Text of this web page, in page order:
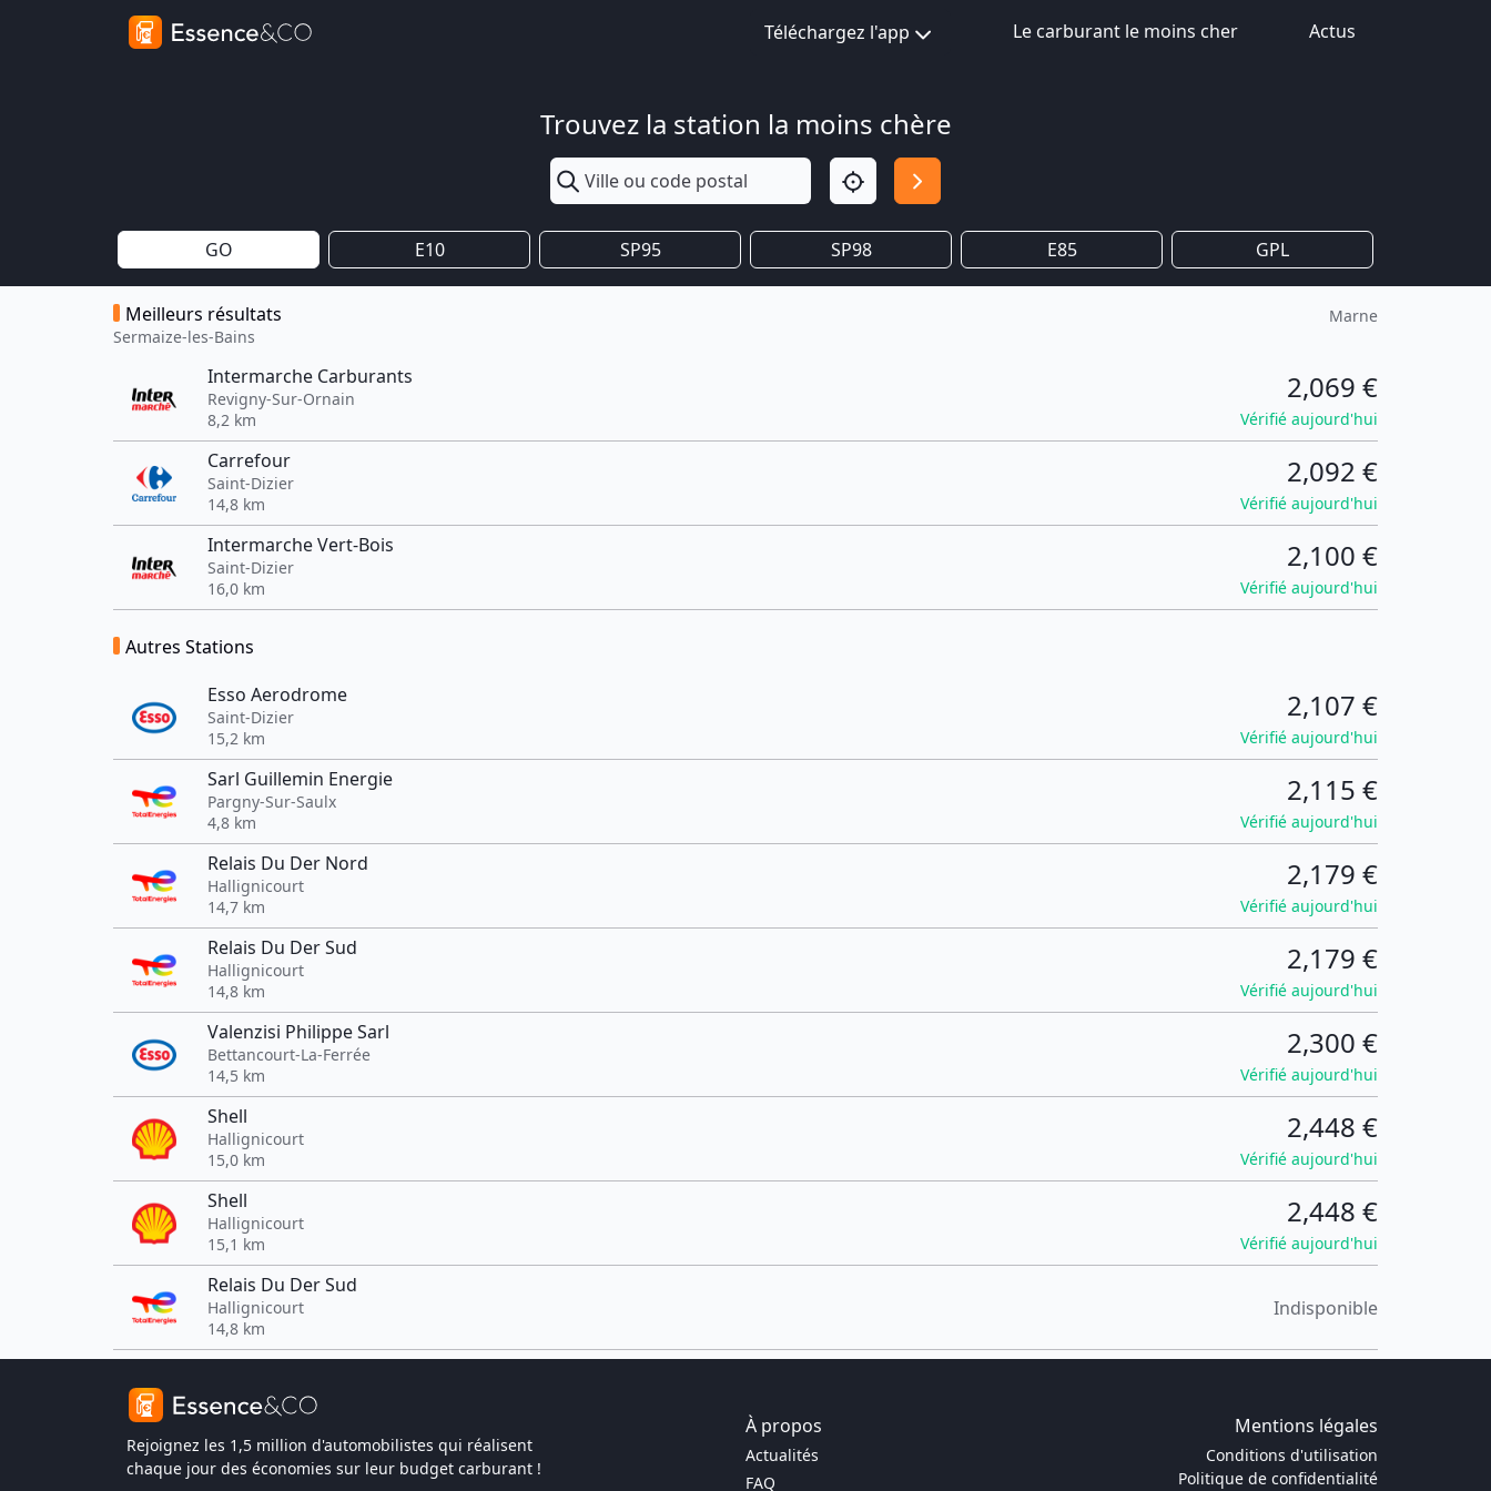
Téléchargez l'app Le carburant le moins cher Actus
Trouvez la station la moins chère
GO E10 SP95 SP98 E85 GPL
Meilleurs résultats
Sermaize-les-Bains
Marne
Intermarche Carburants
Revigny-Sur-Ornain
8,2 km
2,069 €
Vérifié aujourd'hui
Carrefour
Saint-Dizier
14,8 km
2,092 €
Vérifié aujourd'hui
Intermarche Vert-Bois
Saint-Dizier
16,0 km
2,100 €
Vérifié aujourd'hui
Autres Stations
Esso Aerodrome
Saint-Dizier
15,2 km
2,107 €
Vérifié aujourd'hui
Sarl Guillemin Energie
Pargny-Sur-Saulx
4,8 km
2,115 €
Vérifié aujourd'hui
Relais Du Der Nord
Hallignicourt
14,7 km
2,179 €
Vérifié aujourd'hui
Relais Du Der Sud
Hallignicourt
14,8 km
2,179 €
Vérifié aujourd'hui
Valenzisi Philippe Sarl
Bettancourt-La-Ferrée
14,5 km
2,300 €
Vérifié aujourd'hui
Shell
Hallignicourt
15,0 km
2,448 €
Vérifié aujourd'hui
Shell
Hallignicourt
15,1 km
2,448 €
Vérifié aujourd'hui
Relais Du Der Sud
Hallignicourt
14,8 km
Indisponible
Rejoignez les 1,5 million d'automobilistes qui réalisent
chaque jour des économies sur leur budget carburant !
À propos Mentions légales
Actualités
FAQ
Conditions d'utilisation
Politique de confidentialité